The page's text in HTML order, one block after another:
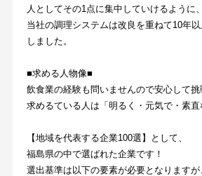
人としてその1点に集中していけるように、
当社の調理システムは改良を重ねて10年
しました。
■求める人物像■
飲食業の経験も問いませんので安心して挑
求めるている人は「明るく・元気で・素直
【地域を代表する企業100選】として、
福島県の中で選ばれた企業です！
選出基準は以下の要素が必要となりますが